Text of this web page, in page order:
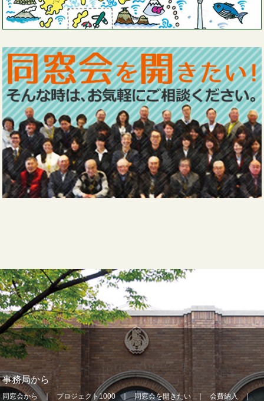
事務局から
同窓会から プロジェクト1000 同窓会を開きたい
会費納入